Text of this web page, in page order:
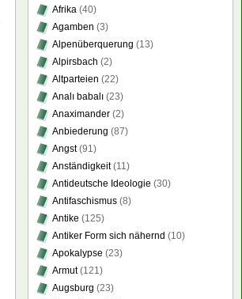
Afrika (40)
Agamben (3)
Alpenüberquerung (13)
Alpirsbach (2)
Altparteien (22)
Analı babalı (23)
Anaximander (2)
Anbiederung (87)
Angst(91)
Anständigkeit(11)
Antideutsche Ideologie (30)
Antifaschismus (8)
Antike (125)
Antiker Form sich nähernd (10)
Apokalypse (23)
Armut(121)
Augsburg (23)